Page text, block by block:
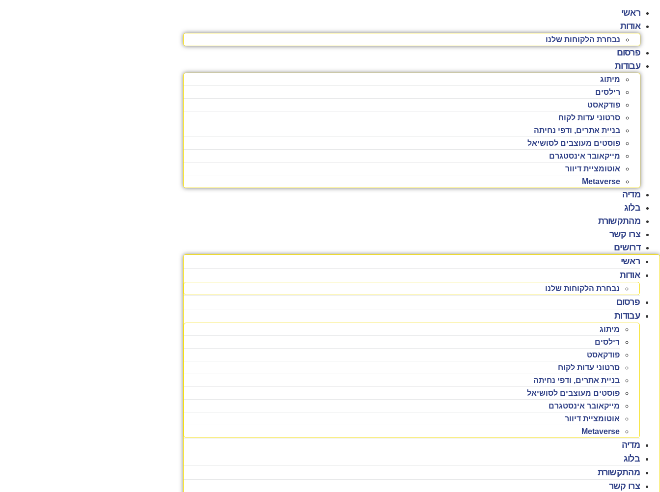
לתוכן
ראשי
אודות
נבחרת הלקוחות שלנו
פרסום
עבודות
מיתוג
רילסים
פודקאסט
סרטוני עדות לקוח
בניית אתרים, ודפי נחיתה
פוסטים מעוצבים לסושיאל
מייקאובר אינסטגרם
אוטומציית דיוור
Metaverse
מדיה
בלוג
מהתקשורת
צרו קשר
דרושים
ראשי
אודות
נבחרת הלקוחות שלנו
פרסום
עבודות
מיתוג
רילסים
פודקאסט
סרטוני עדות לקוח
בניית אתרים, ודפי נחיתה
פוסטים מעוצבים לסושיאל
מייקאובר אינסטגרם
אוטומציית דיוור
Metaverse
מדיה
בלוג
מהתקשורת
צרו קשר